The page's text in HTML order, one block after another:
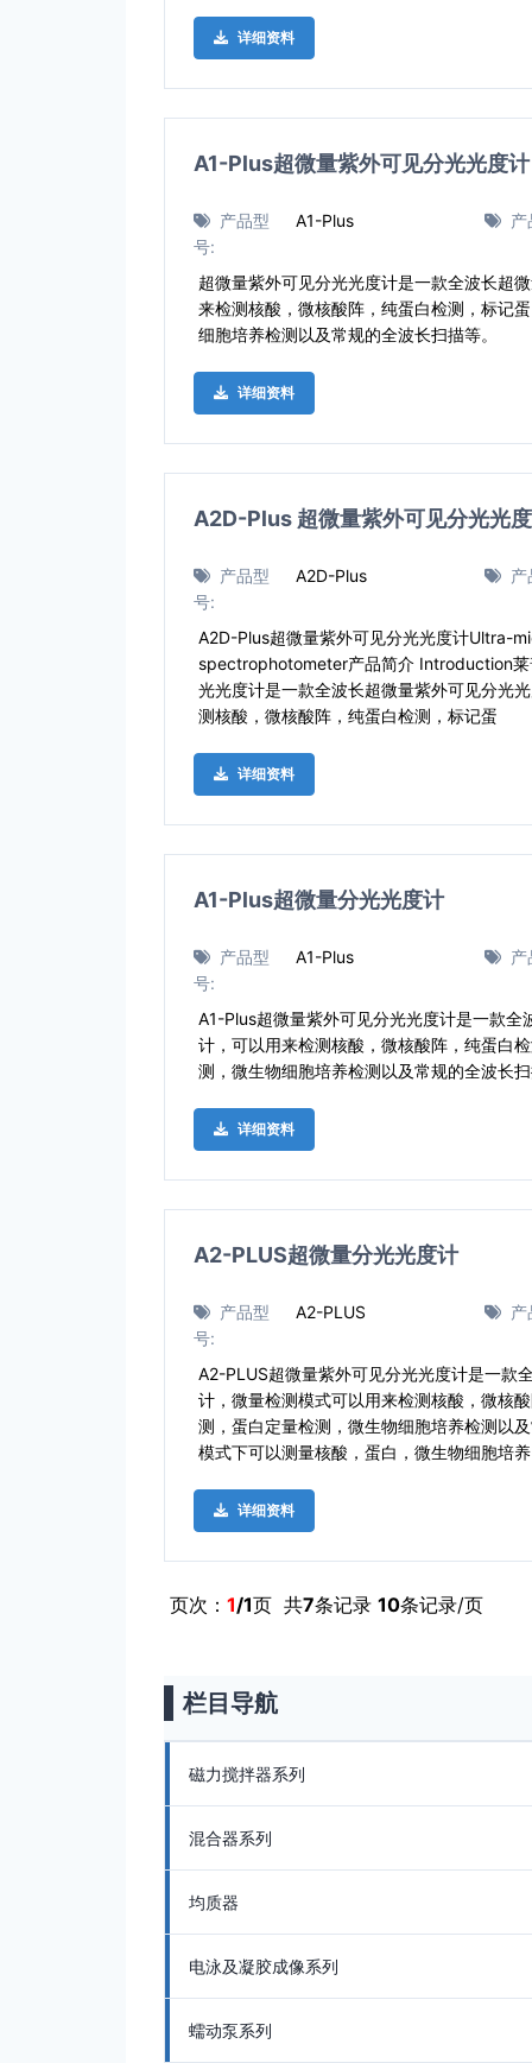
详细资料
A1-Plus超微量紫外可见分光光度计
产品型
号:
A1-Plus 产
超微量紫外可见分光光度计是一款全波长超
来检测核酸，微核酸阵，纯蛋白检测，标记
细胞培养检测以及常规的全波长扫描等。
详细资料
A2D-Plus 超微量紫外可见分光光
产品型
号:
A2D-Plus 产
A2D-Plus超微量紫外可见分光光度计Ultra-
spectrophotometer产品简介 Introduction莱
光光度计是一款全波长超微量紫外可见分光
测核酸，微核酸阵，纯蛋白检测，标记蛋
详细资料
A1-Plus超微量分光光度计
产品型
号:
A1-Plus 产
A1-Plus超微量紫外可见分光光度计是一款全
计，可以用来检测核酸，微核酸阵，纯蛋白
测，微生物细胞培养检测以及常规的全波长
详细资料
A2-PLUS超微量分光光度计
产品型
号:
A2-PLUS 产
A2-PLUS超微量紫外可见分光光度计是一款
计，微量检测模式可以用来检测核酸，微核
测，蛋白定量检测，微生物细胞培养检测以
模式下可以测量核酸，蛋白，微生物细胞培
详细资料
页次： 1/1页 共7条记录 10条记录/页
栏目导航
磁力搅拌器系列
混合器系列
均质器
电泳及凝胶成像系列
蠕动泵系列